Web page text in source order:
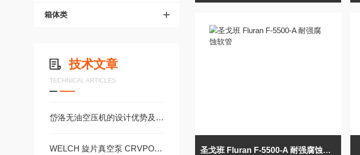
箱体类
技术文章
TECHNICAL ARTICLES
岱洛无油空压机的设计优势及多场景应用价值介绍
WELCH 旋片真空泵 CRVPOR8的运行与使用注意事项 圣戈班 Fluran F-5500-A 耐强腐蚀软管